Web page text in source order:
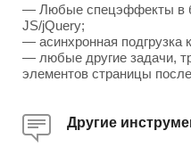
— Любые спецэффекты в
JS/jQuery;
— асинхронная подгрузка
— любые другие задачи,
элементов страницы после
Другие